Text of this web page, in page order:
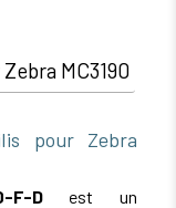
MC3190
pour Zebra
F-Dest un